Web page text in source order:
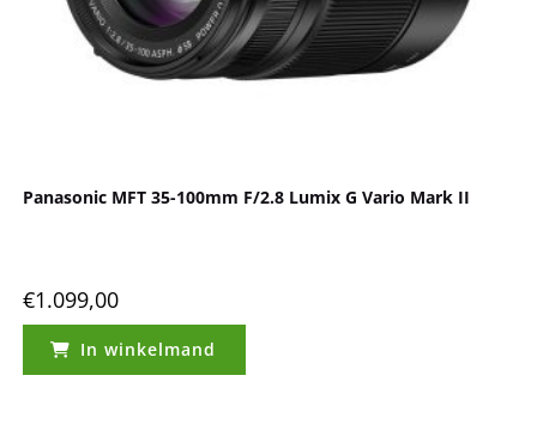
Panasonic MFT 35-100mm F/2.8 Lumix G Vario Mark II
€1.099,00
In winkelmand